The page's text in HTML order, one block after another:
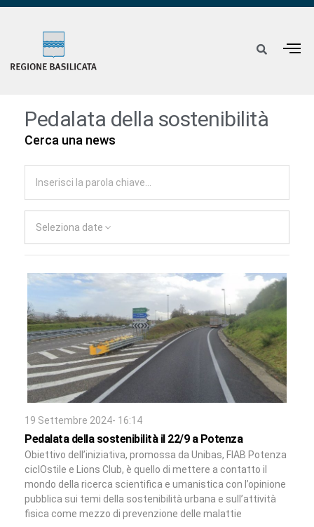
Pedalata della sostenibilità
Cerca una news
Seleziona date
19 Settembre 2024- 16:14
Pedalata della sostenibilità il 22/9 a Potenza
Obiettivo dell’iniziativa, promossa da Unibas, FIAB Potenza
ciclOstile e Lions Club, è quello di mettere a contatto il
mondo della ricerca scientifica e umanistica con l’opinione
pubblica sui temi della sostenibilità urbana e sull’attività
fisica come mezzo di prevenzione delle malattie